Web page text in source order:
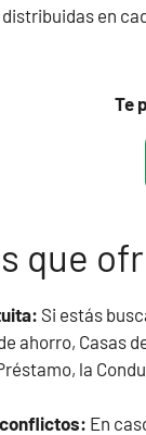
en
Te
que
Si estás
ahorro, Casas
la
En